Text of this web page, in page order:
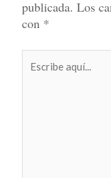
publicada. Los
con *
aquí...